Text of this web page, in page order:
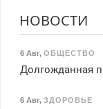
НОВОСТИ
6 Авг, ОБЩЕСТВО
Долгожданная
6 Авг, ЗДОРОВЬЕ